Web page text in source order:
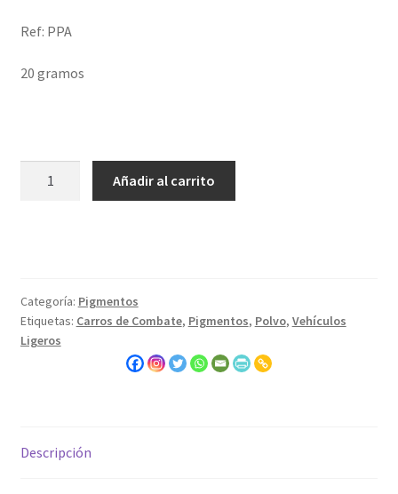
Ref: PPA
20 gramos
Añadir al carrito
Categoría: Pigmentos
Etiquetas: Carros de Combate, Pigmentos, Polvo, Vehículos
Ligeros
Descripción